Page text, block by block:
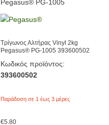
Τρίγωνος Αλτήρας Vinyl 2kg
Pegasus® PG-1005 393600502
Κωδικός προϊόντος:
393600502
Παράδοση σε 1 έως 3 μέρες
€5.80